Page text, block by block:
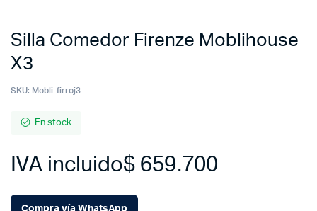
Silla Comedor Firenze Moblihouse
X3
SKU: Mobli-firroj3
En stock
$659.700
IVA incluido
Compra vía WhatsApp